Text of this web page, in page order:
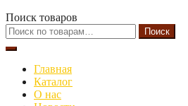
Поиск товаров
Искать:
Поиск
Главная
Каталог
О нас